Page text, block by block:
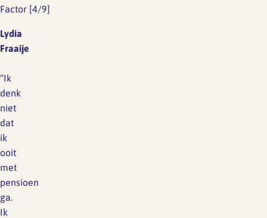
Factor [4/9]
Lydia
Fraaije
“Ik
denk
niet
dat
ik
ooit
met
pensioen
ga.
Ik